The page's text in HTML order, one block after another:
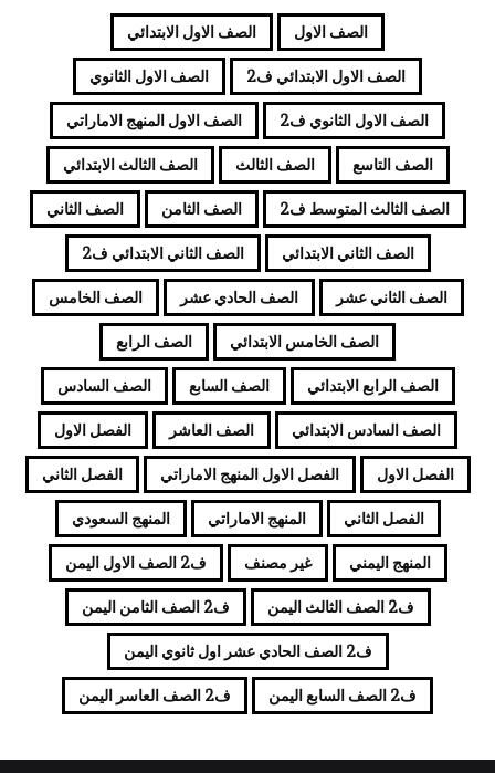
الصف الاول الصف الاول الابتدائي
الصف الاول الابتدائي ف2 الصف الاول الثانوي
الصف الاول الثانوي ف2 الصف الاول المنهج الاماراتي
الصف التاسع الصف الثالث الصف الثالث الابتدائي
الصف الثالث المتوسط ف2 الصف الثامن الصف الثاني
الصف الثاني الابتدائي الصف الثاني الابتدائي ف2
الصف الثاني عشر الصف الحادي عشر الصف الخامس
الصف الخامس الابتدائي الصف الرابع
الصف الرابع الابتدائي الصف السابع الصف السادس
الصف السادس الابتدائي الصف العاشر الفصل الاول
الفصل الاول الفصل الاول المنهج الاماراتي الفصل الثاني
الفصل الثاني المنهج الاماراتي المنهج السعودي
المنهج اليمني غير مصنف ف2 الصف الاول اليمن
ف2 الصف الثالث اليمن ف2 الصف الثامن اليمن
ف2 الصف الحادي عشر اول ثانوي اليمن
ف2 الصف السابع اليمن ف2 الصف العاسر اليمن